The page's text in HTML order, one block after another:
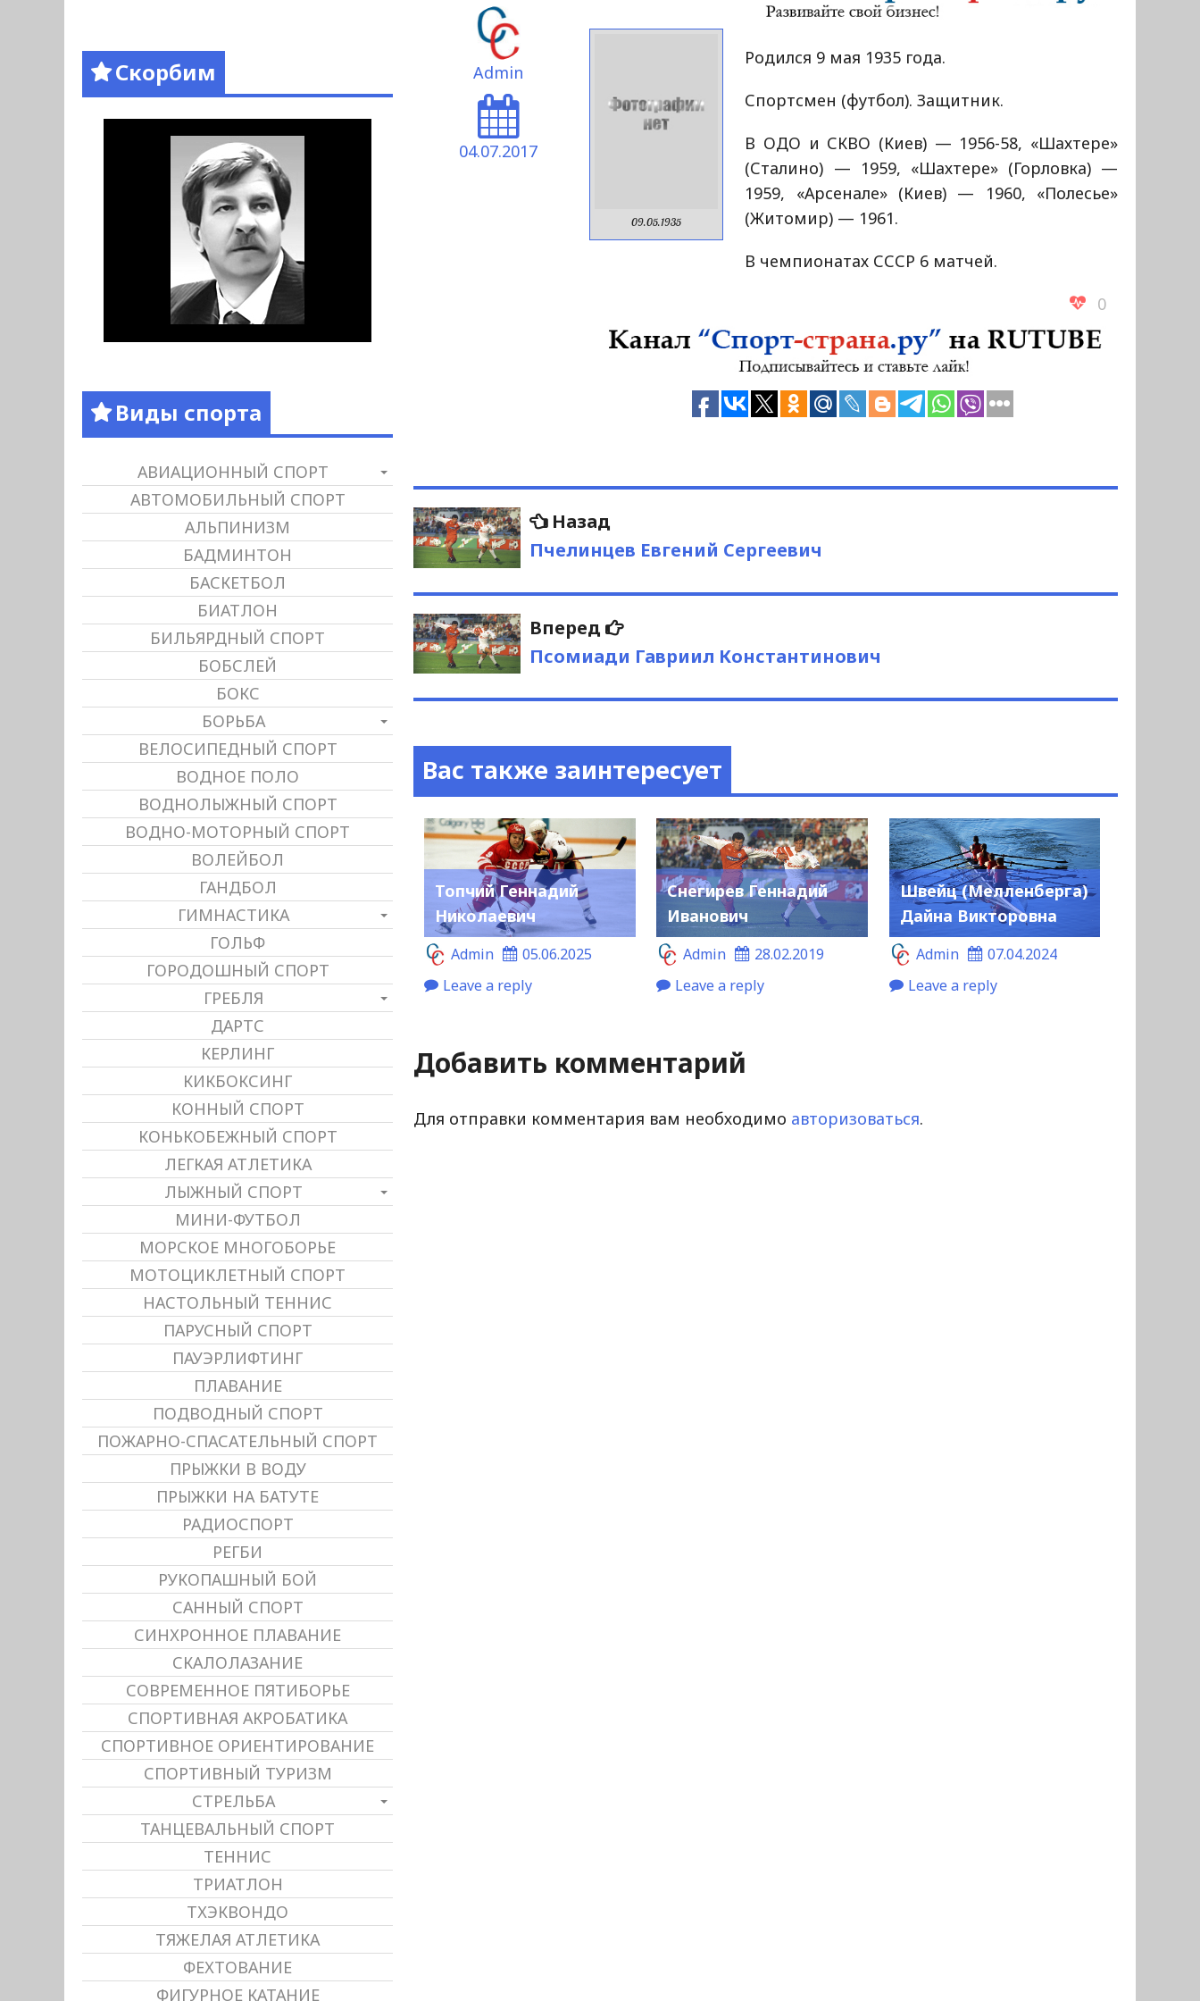
Admin
04.07.2017
09.05.1935
Родился 9 мая 1935 года.
Спортсмен (футбол). Защитник.
В ОДО и СКВО (Киев) — 1956-58, «Шахтере»
(Сталино) — 1959, «Шахтере» (Горловка) —
1959, «Арсенале» (Киев) — 1960, «Полесье»
(Житомир) — 1961.
В чемпионатах СССР 6 матчей.
0
Навигация
по
записям
Назад
запись:
Пчелинцев Евгений Сергеевич
Вперед
Следующая
запись:
Псомиади Гавриил Константинович
Вас также заинтересует
Топчий Геннадий
Николаевич
Admin
05.06.2025
Leave a reply
Снегирев Геннадий
Иванович
Admin
28.02.2019
Leave a reply
Швейц (Мелленберга)
Дайна Викторовна
Admin
07.04.2024
Leave a reply
Добавить комментарий
Для отправки комментария вам необходимо авторизоваться.
Скорбим
Виды спорта
АВИАЦИОННЫЙ СПОРТ
АВТОМОБИЛЬНЫЙ СПОРТ
АЛЬПИНИЗМ
БАДМИНТОН
БАСКЕТБОЛ
БИАТЛОН
БИЛЬЯРДНЫЙ СПОРТ
БОБСЛЕЙ
БОКС
БОРЬБА
ВЕЛОСИПЕДНЫЙ СПОРТ
ВОДНОЕ ПОЛО
ВОДНОЛЫЖНЫЙ СПОРТ
ВОДНО-МОТОРНЫЙ СПОРТ
ВОЛЕЙБОЛ
ГАНДБОЛ
ГИМНАСТИКА
ГОЛЬФ
ГОРОДОШНЫЙ СПОРТ
ГРЕБЛЯ
ДАРТС
КЕРЛИНГ
КИКБОКСИНГ
КОННЫЙ СПОРТ
КОНЬКОБЕЖНЫЙ СПОРТ
ЛЕГКАЯ АТЛЕТИКА
ЛЫЖНЫЙ СПОРТ
МИНИ-ФУТБОЛ
МОРСКОЕ МНОГОБОРЬЕ
МОТОЦИКЛЕТНЫЙ СПОРТ
НАСТОЛЬНЫЙ ТЕННИС
ПАРУСНЫЙ СПОРТ
ПАУЭРЛИФТИНГ
ПЛАВАНИЕ
ПОДВОДНЫЙ СПОРТ
ПОЖАРНО-СПАСАТЕЛЬНЫЙ СПОРТ
ПРЫЖКИ В ВОДУ
ПРЫЖКИ НА БАТУТЕ
РАДИОСПОРТ
РЕГБИ
РУКОПАШНЫЙ БОЙ
САННЫЙ СПОРТ
СИНХРОННОЕ ПЛАВАНИЕ
СКАЛОЛАЗАНИЕ
СОВРЕМЕННОЕ ПЯТИБОРЬЕ
СПОРТИВНАЯ АКРОБАТИКА
СПОРТИВНОЕ ОРИЕНТИРОВАНИЕ
СПОРТИВНЫЙ ТУРИЗМ
СТРЕЛЬБА
ТАНЦЕВАЛЬНЫЙ СПОРТ
ТЕННИС
ТРИАТЛОН
ТХЭКВОНДО
ТЯЖЕЛАЯ АТЛЕТИКА
ФЕХТОВАНИЕ
ФИГУРНОЕ КАТАНИЕ